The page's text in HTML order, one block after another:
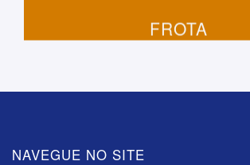
FROTA
NAVEGUE NO SITE